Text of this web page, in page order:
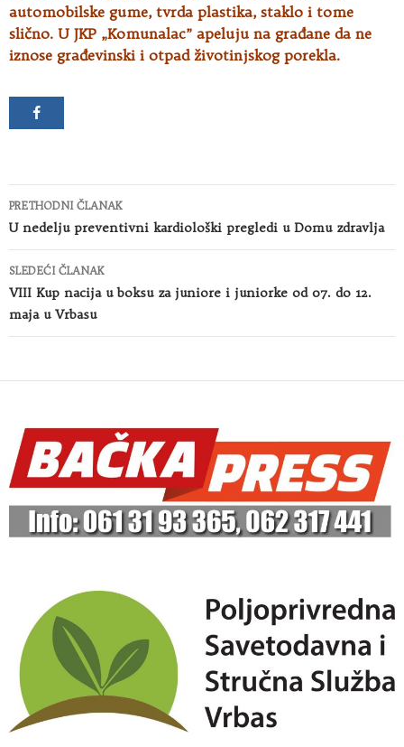
automobilske gume, tvrda plastika, staklo i tome
slično. U JKP „Komunalac” apeluju na građane da ne
iznose građevinski i otpad životinjskog porekla.
Kretanje
članaka
PRETHODNI ČLANAK
U nedelju preventivni kardiološki pregledi u Domu zdravlja
SLEDEĆI ČLANAK
VIII Kup nacija u boksu za juniore i juniorke od 07. do 12.
maja u Vrbasu